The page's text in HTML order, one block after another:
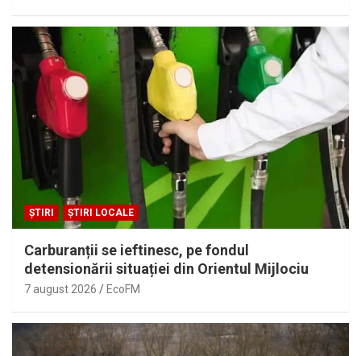
ȘTIRI ȘTIRI LOCALE
Carburanții se ieftinesc, pe fondul
detensionării situației din Orientul Mijlociu
7 august 2026 EcoFM